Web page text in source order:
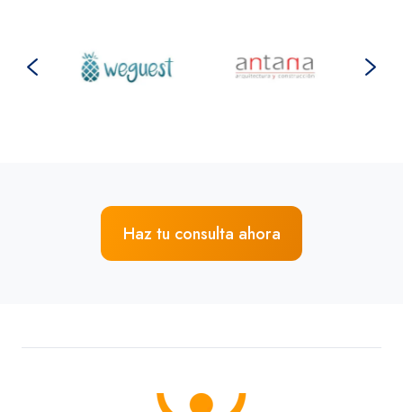
Haz tu consulta ahora